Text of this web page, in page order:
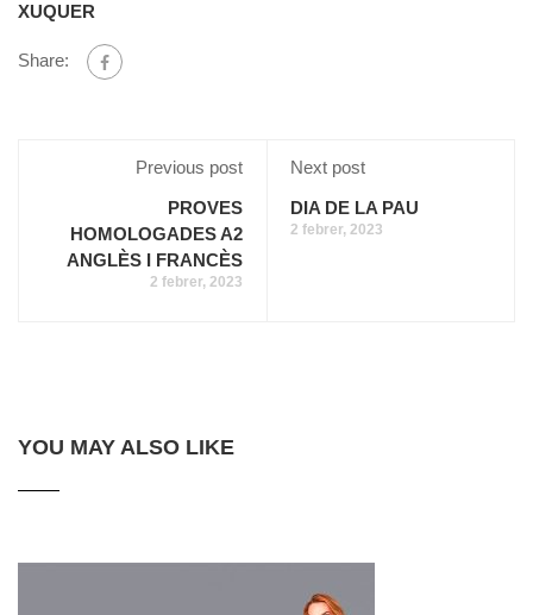
XUQUER
Share:
Previous post
PROVES
HOMOLOGADES A2
ANGLÈS I FRANCÈS
2 febrer, 2023
Next post
DIA DE LA PAU
2 febrer, 2023
YOU MAY ALSO LIKE